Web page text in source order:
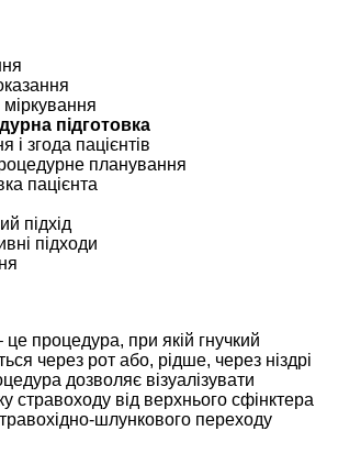
міркування
підготовка
і згода пацієнтів
планування
пацієнта
підхід
підходи
це процедура, при якій гнучкий
через рот або, рідше, через ніздрі
дозволяє візуалізувати
стравоходу від верхнього сфінктера
шлункового переходу